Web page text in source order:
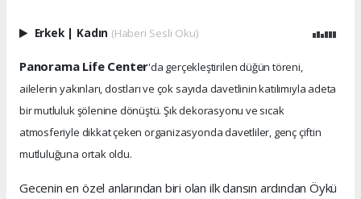
Erkek | Kadın (Haberi Sesli Oku)
Panorama Life Center'da gerçekleştirilen düğün töreni,
ailelerin yakınları, dostları ve çok sayıda davetlinin katılımıyla adeta
bir mutluluk şölenine dönüştü. Şık dekorasyonu ve sıcak
atmosferiyle dikkat çeken organizasyonda davetliler, genç çiftin
mutluluğuna ortak oldu.
Gecenin en özel anlarından biri olan ilk dansın ardından Öykü